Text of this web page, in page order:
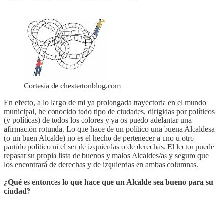
Cortesía de chestertonblog.com
En efecto, a lo largo de mi ya prolongada trayectoria en el mundo
municipal, he conocido todo tipo de ciudades, dirigidas por políticos
(y políticas) de todos los colores y ya os puedo adelantar una
afirmación rotunda. Lo que hace de un político una buena Alcaldesa
(o un buen Alcalde) no es el hecho de pertenecer a uno u otro
partido político ni el ser de izquierdas o de derechas. El lector puede
repasar su propia lista de buenos y malos Alcaldes/as y seguro que
los encontrará de derechas y de izquierdas en ambas columnas.
¿Qué es entonces lo que hace que un Alcalde sea bueno para su
ciudad?